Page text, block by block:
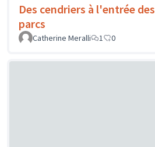
Des cendriers à l'entrée des
parcs
Catherine Meralli
1 0